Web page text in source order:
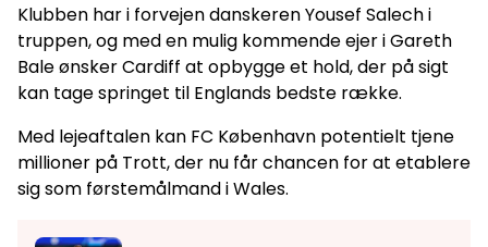
Klubben har i forvejen danskeren Yousef Salech i
truppen, og med en mulig kommende ejer i Gareth
Bale ønsker Cardiff at opbygge et hold, der på sigt
kan tage springet til Englands bedste række.
Med lejeaftalen kan FC København potentielt tjene
millioner på Trott, der nu får chancen for at etablere
sig som førstemålmand i Wales.